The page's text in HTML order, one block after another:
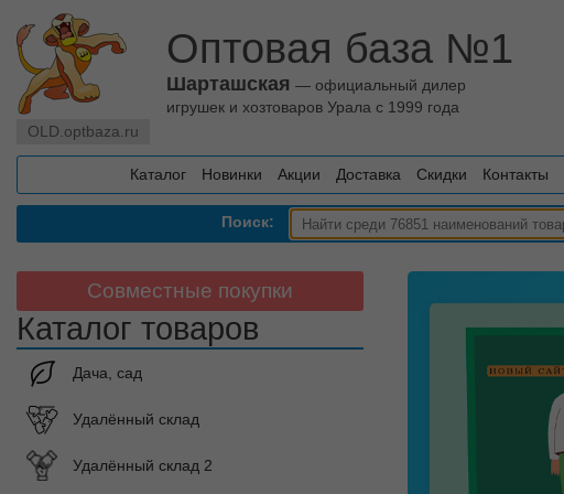
OLD.optbaza.ru
Оптовая база №1
Шарташская — официальный дилер
игрушек и хозтоваров Урала с 1999 года
Каталог Новинки Акции Доставка Скидки Контакты
Поиск:
Совместные покупки
Каталог товаров
Дача, сад
Удалённый склад
Удалённый склад 2